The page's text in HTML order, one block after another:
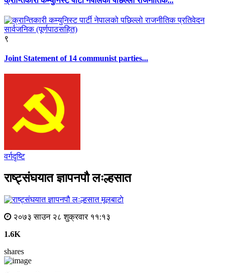
९
Joint Statement of 14 communist parties...
वर्गदृष्टि
राष्ट्संघयात ज्ञापनपौ लःल्हसात
मूलबाटाे
२०७३ साउन २८ शुक्रवार ११:१३
1.6K
shares